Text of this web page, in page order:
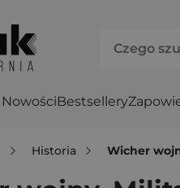
NowościBestsellery
Historia Wicher